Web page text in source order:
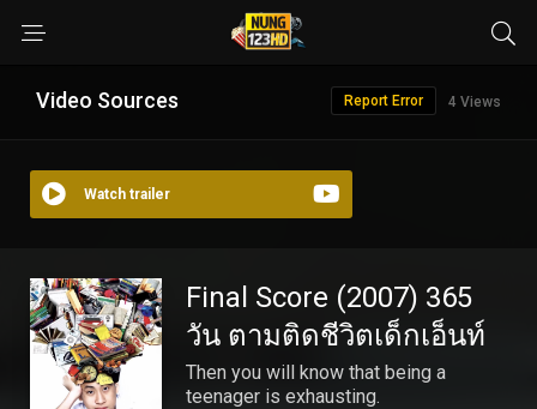
Video Sources 4 Views
Report Error
Watch trailer
Final Score (2007) 365
วัน ตามติดชีวิตเด็กเอ็นท์
Then you will know that being a
teenager is exhausting.